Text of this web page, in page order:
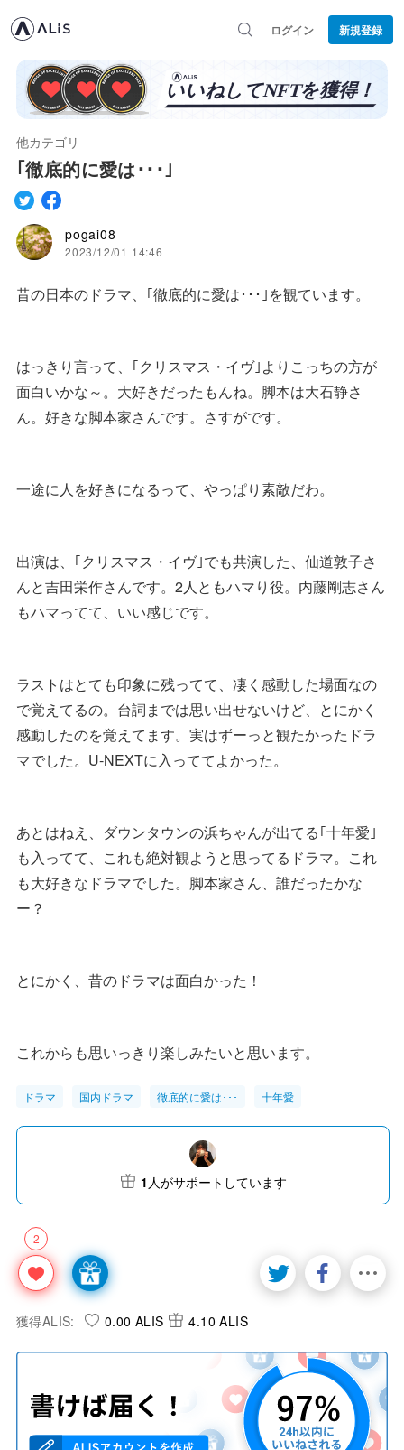
ログイン 新規登録
他カテゴリ
｢徹底的に愛は･･･｣
pogai08
2023/12/01 14:46
昔の日本のドラマ、｢徹底的に愛は･･･｣を観ています。
はっきり言って、｢クリスマス・イヴ｣よりこっちの方が
面白いかな～。大好きだったもんね。脚本は大石静さ
ん。好きな脚本家さんです。さすがです。
一途に人を好きになるって、やっぱり素敵だわ。
出演は、｢クリスマス・イヴ｣でも共演した、仙道敦子さ
んと吉田栄作さんです。2人ともハマり役。内藤剛志さん
もハマってて、いい感じです。
ラストはとても印象に残ってて、凄く感動した場面なの
で覚えてるの。台詞までは思い出せないけど、とにかく
感動したのを覚えてます。実はずーっと観たかったドラ
マでした。U-NEXTに入っててよかった。
あとはねえ、ダウンタウンの浜ちゃんが出てる｢十年愛｣
も入ってて、これも絶対観ようと思ってるドラマ。これ
も大好きなドラマでした。脚本家さん、誰だったかな
ー？
とにかく、昔のドラマは面白かった！
これからも思いっきり楽しみたいと思います。
ドラマ 国内ドラマ 徹底的に愛は･･･ 十年愛
2
1 人がサポートしています
獲得ALIS: 0.00 ALIS 4.10 ALIS